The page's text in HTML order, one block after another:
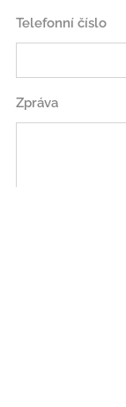
Telefonní číslo
Zpráva